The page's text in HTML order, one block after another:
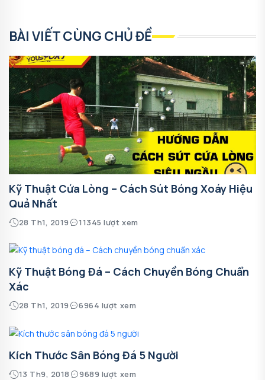
BÀI VIẾT CÙNG CHỦ ĐỀ
Kỹ Thuật Cứa Lòng – Cách Sút Bóng Xoáy Hiệu
Quả Nhất
28 Th1, 2019 11345 lượt xem
Kỹ Thuật Bóng Đá – Cách Chuyền Bóng Chuẩn
Xác
28 Th1, 2019 6964 lượt xem
Kích Thước Sân Bóng Đá 5 Người
13 Th9, 2018 9689 lượt xem